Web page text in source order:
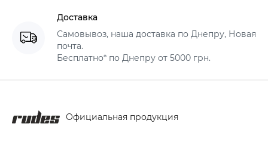
Доставка
Самовывоз, наша доставка по Днепру, Новая
почта.
Бесплатно* по Днепру от 5000 грн.
Официальная продукция